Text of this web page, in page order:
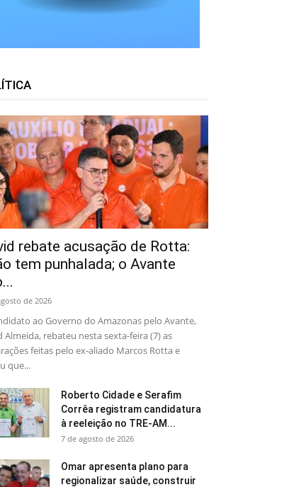
rebate acusação de Rotta:
tem punhalada; o Avante
de 2026
ao Governo do Amazonas pelo Avante,
Almeida, rebateu nesta sexta-feira (7) as
feitas pelo ex-aliado Marcos Rotta e
que...
Roberto Cidade e Serafim
Corrêa registram candidatura
à reeleição no TRE-AM...
7 de agosto de 2026
Omar apresenta plano para
regionalizar saúde, construir